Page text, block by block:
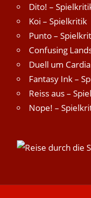
Dito! –
Koi – Spielkritik
Punto –
Confusing
Duell um
Fantasy Ink –
Reiss aus –
Nope! –